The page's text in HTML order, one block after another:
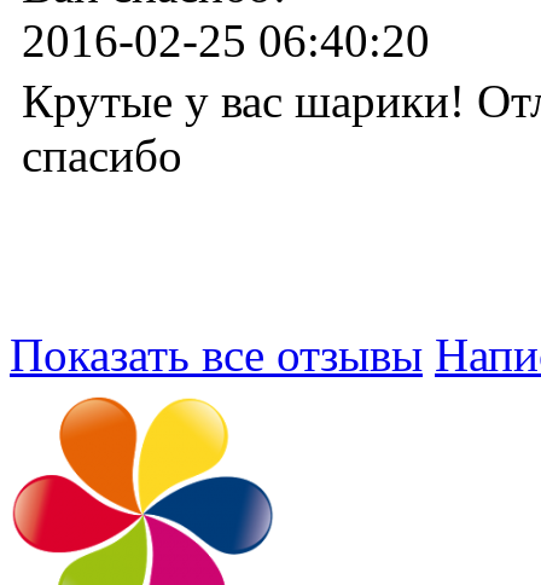
2016-02-25 06:40:20
Крутые у вас шарики!
спасибо
Показать все отзывы